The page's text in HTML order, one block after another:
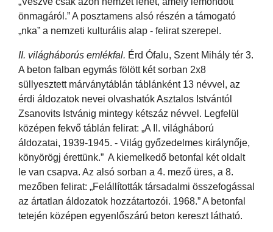
önmagáról.” A posztamens alsó részén a támogató
„nka” a nemzeti kulturális alap - felirat szerepel.
II. világháborús emlékfal. Érd Ófalu, Szent Mihály tér 3.
A beton falban egymás fölött két sorban 2x8
süllyesztett márványtáblán táblánként 13 névvel, az
érdi áldozatok nevei olvashatók Asztalos Istvántól
Zsanovits Istvánig mintegy kétszáz névvel. Legfelül
középen fekvő táblán felirat: „A II. világháború
áldozatai, 1939-1945. - Világ győzedelmes királynője,
könyörögj érettünk.” A kiemelkedő betonfal két oldalt
le van csapva. Az alsó sorban a 4. mező üres, a 8.
mezőben felirat: „Felállították társadalmi összefogással
az ártatlan áldozatok hozzátartozói. 1968.” A betonfal
tetején középen egyenlőszárú beton kereszt látható.